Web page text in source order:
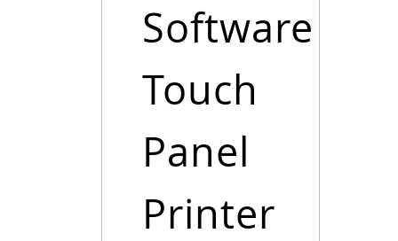
Software
Touch
Panel
Printer